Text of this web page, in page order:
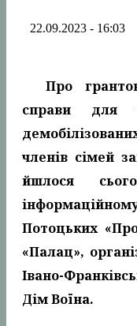
22.09.2023 - 16:03
Про
справи для
членів сімей
йшлося
Потоцьких
«Палац»,
Івано-
Дім Воїна.